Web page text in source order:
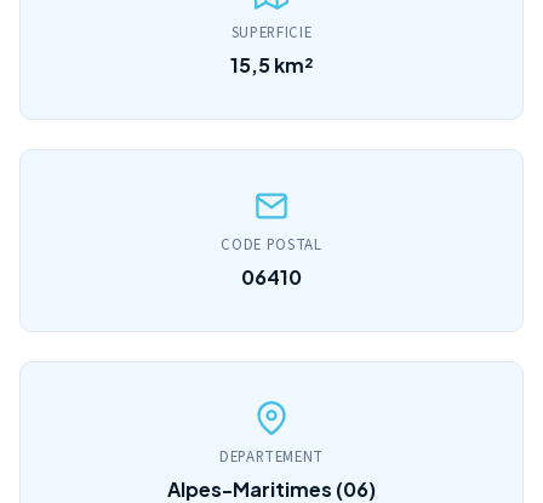
SUPERFICIE
15,5 km²
CODE POSTAL
06410
DEPARTEMENT
Alpes-Maritimes (06)